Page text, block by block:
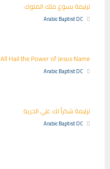
ترنيمة يسوع ملك الملوك
Arabic Baptist DC
All Hail the Power of Jesus Name
Arabic Baptist DC
ترنيمة شكراً لك علي الحرية
Arabic Baptist DC